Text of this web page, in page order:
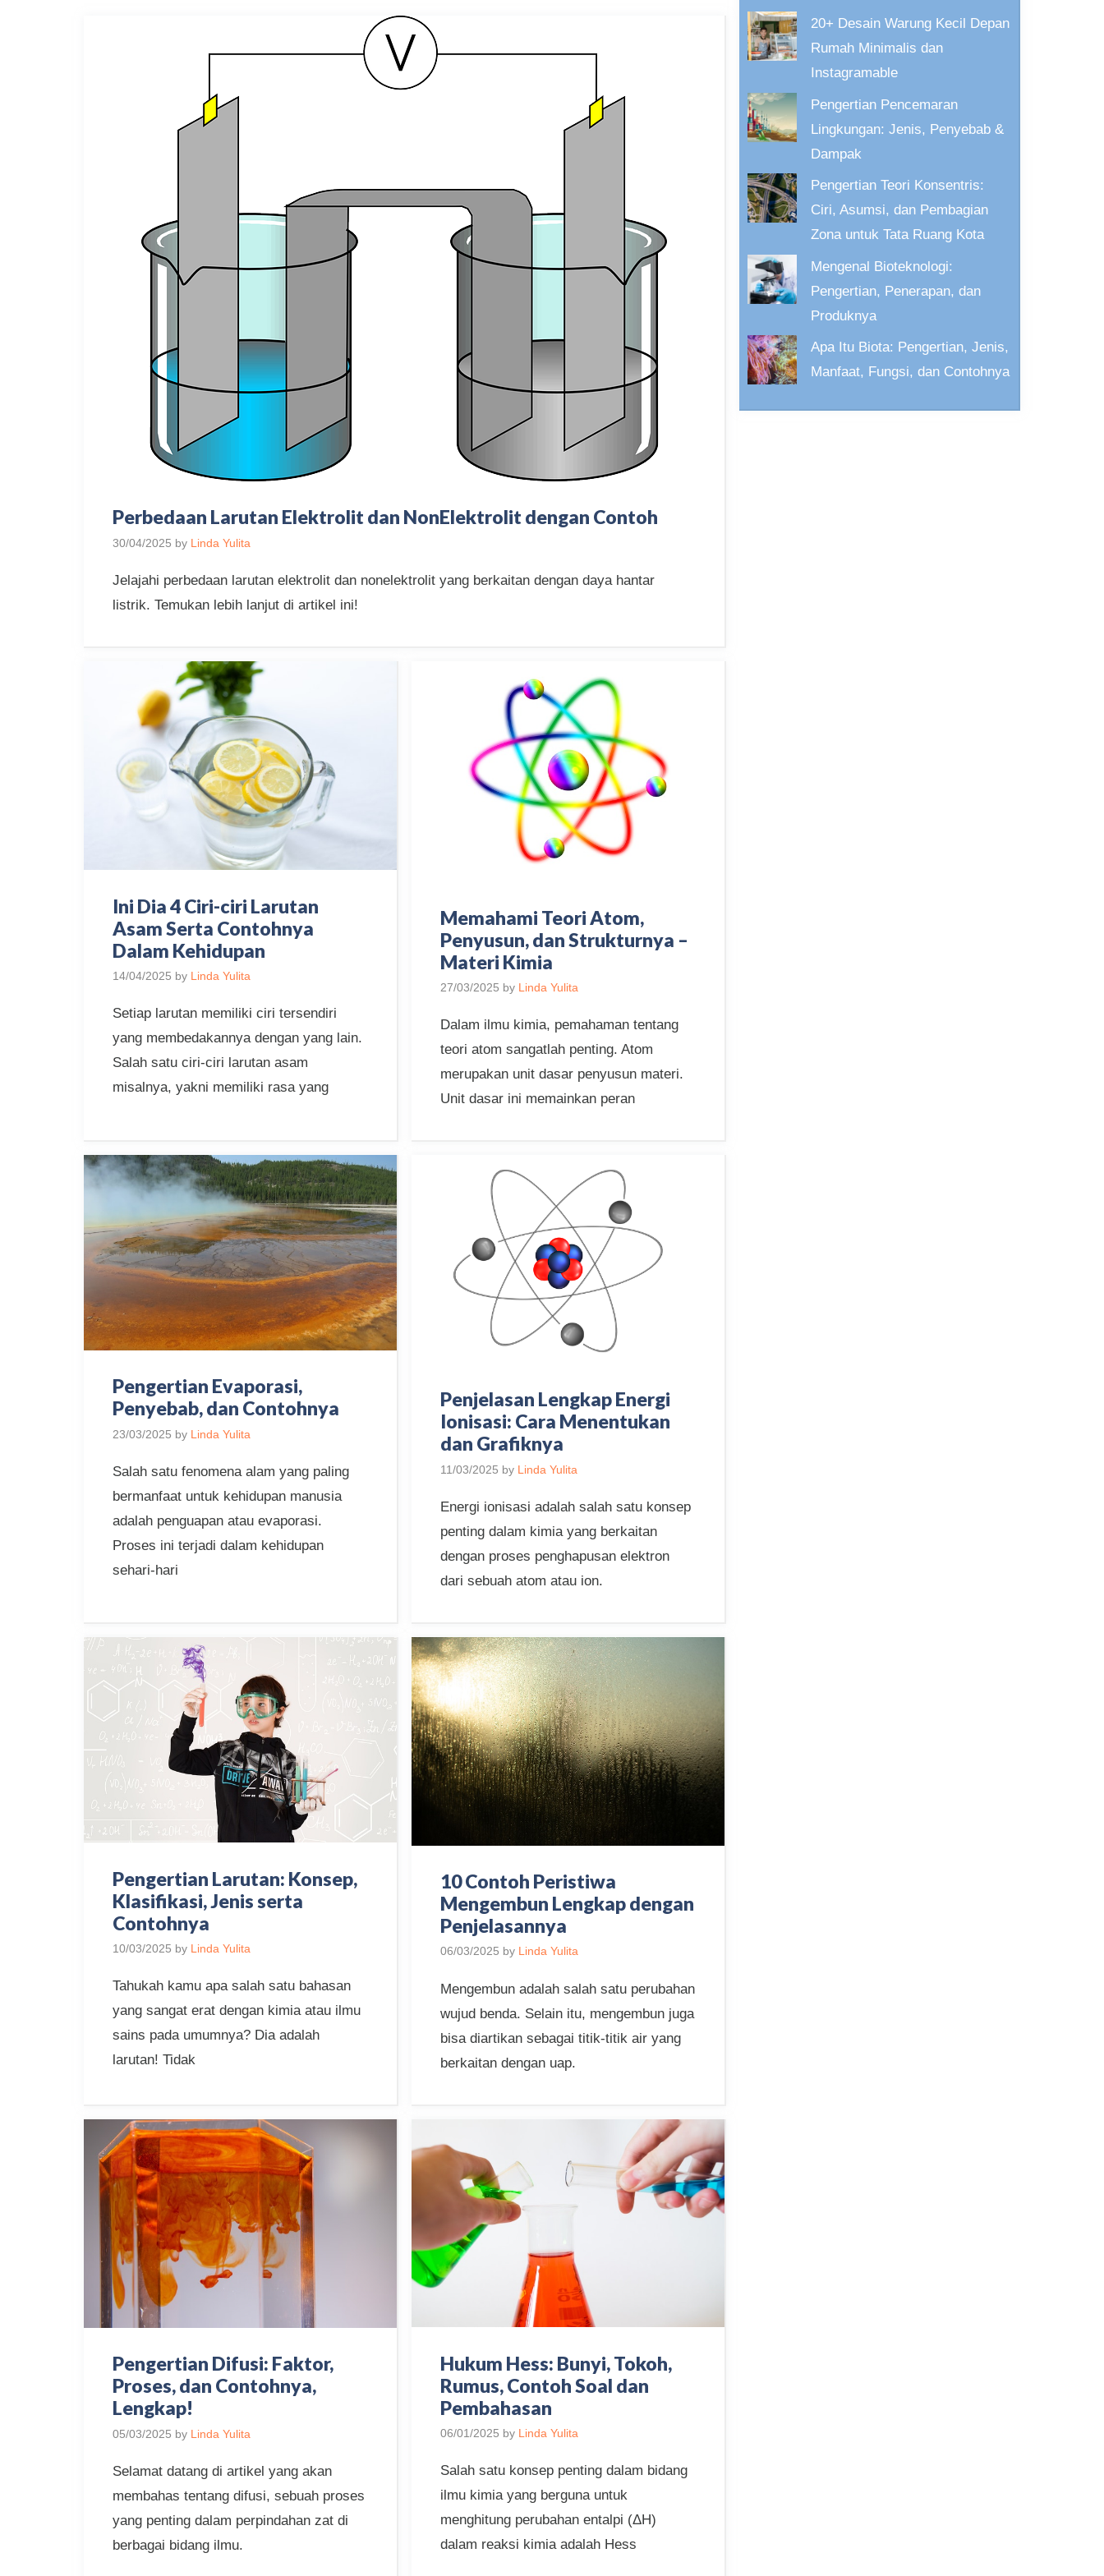
Perbedaan Larutan Elektrolit dan NonElektrolit dengan Contoh
30/04/2025 by Linda Yulita
Jelajahi perbedaan larutan elektrolit dan nonelektrolit yang berkaitan dengan daya hantar
listrik. Temukan lebih lanjut di artikel ini!
Ini Dia 4 Ciri-ciri Larutan
Asam Serta Contohnya
Dalam Kehidupan
14/04/2025 by Linda Yulita
Setiap larutan memiliki ciri tersendiri
yang membedakannya dengan yang lain.
Salah satu ciri-ciri larutan asam
misalnya, yakni memiliki rasa yang
Memahami Teori Atom,
Penyusun, dan Strukturnya –
Materi Kimia
27/03/2025 by Linda Yulita
Dalam ilmu kimia, pemahaman tentang
teori atom sangatlah penting. Atom
merupakan unit dasar penyusun materi.
Unit dasar ini memainkan peran
Pengertian Evaporasi,
Penyebab, dan Contohnya
23/03/2025 by Linda Yulita
Salah satu fenomena alam yang paling
bermanfaat untuk kehidupan manusia
adalah penguapan atau evaporasi.
Proses ini terjadi dalam kehidupan
sehari-hari
Penjelasan Lengkap Energi
Ionisasi: Cara Menentukan
dan Grafiknya
11/03/2025 by Linda Yulita
Energi ionisasi adalah salah satu konsep
penting dalam kimia yang berkaitan
dengan proses penghapusan elektron
dari sebuah atom atau ion.
Pengertian Larutan: Konsep,
Klasifikasi, Jenis serta
Contohnya
10/03/2025 by Linda Yulita
Tahukah kamu apa salah satu bahasan
yang sangat erat dengan kimia atau ilmu
sains pada umumnya? Dia adalah
larutan! Tidak
10 Contoh Peristiwa
Mengembun Lengkap dengan
Penjelasannya
06/03/2025 by Linda Yulita
Mengembun adalah salah satu perubahan
wujud benda. Selain itu, mengembun juga
bisa diartikan sebagai titik-titik air yang
berkaitan dengan uap.
Pengertian Difusi: Faktor,
Proses, dan Contohnya,
Lengkap!
05/03/2025 by Linda Yulita
Selamat datang di artikel yang akan
membahas tentang difusi, sebuah proses
yang penting dalam perpindahan zat di
berbagai bidang ilmu.
Hukum Hess: Bunyi, Tokoh,
Rumus, Contoh Soal dan
Pembahasan
06/01/2025 by Linda Yulita
Salah satu konsep penting dalam bidang
ilmu kimia yang berguna untuk
menghitung perubahan entalpi (ΔH)
dalam reaksi kimia adalah Hess
20+ Desain Warung Kecil Depan
Rumah Minimalis dan
Instagramable
Pengertian Pencemaran
Lingkungan: Jenis, Penyebab &
Dampak
Pengertian Teori Konsentris:
Ciri, Asumsi, dan Pembagian
Zona untuk Tata Ruang Kota
Mengenal Bioteknologi:
Pengertian, Penerapan, dan
Produknya
Apa Itu Biota: Pengertian, Jenis,
Manfaat, Fungsi, dan Contohnya